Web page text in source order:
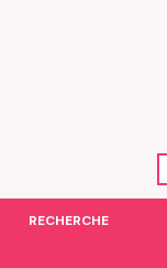
RECHERCHE